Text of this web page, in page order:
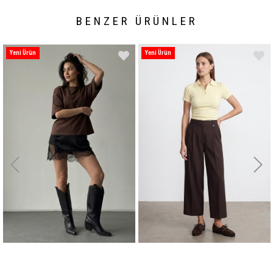
BENZER ÜRÜNLER
Yeni Ürün Yeni Ürün